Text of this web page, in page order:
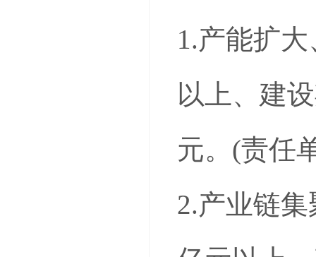
1.产能扩
以上、建
元。(责任
2.产业链